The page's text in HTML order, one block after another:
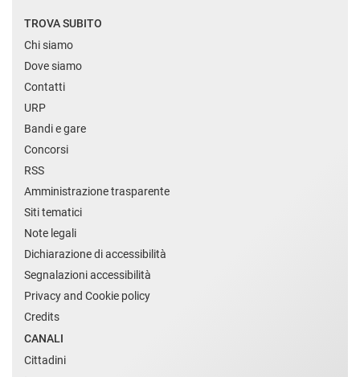
TROVA SUBITO
Chi siamo
Dove siamo
Contatti
URP
Bandi e gare
Concorsi
RSS
Amministrazione trasparente
Siti tematici
Note legali
Dichiarazione di accessibilità
Segnalazioni accessibilità
Privacy and Cookie policy
Credits
CANALI
Cittadini